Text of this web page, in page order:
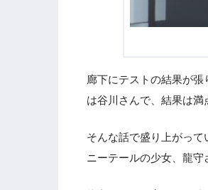
廊下にテストの結果が
は谷川さんで、結果は満
そんな話で盛り上がっ
ニーテールの少女、龍守